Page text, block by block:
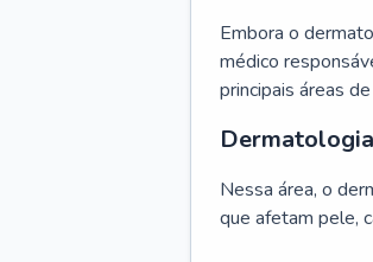
Embora o
médico
principais áreas
Nessa área, o
que afetam pele,